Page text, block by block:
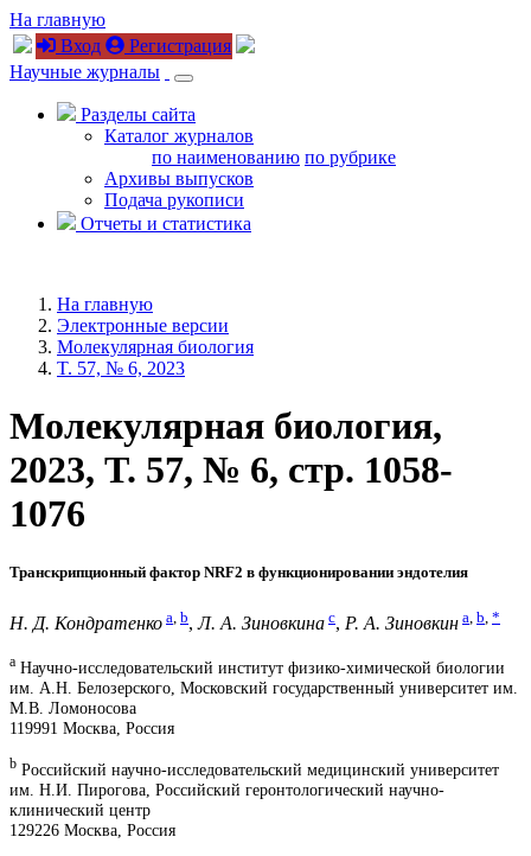
На главную
Вход
Регистрация
Научные журналы
Разделы сайта
Каталог журналов
по наименованию по рубрике
Архивы выпусков
Подача рукописи
Отчеты и статистика
На главную
Электронные версии
Молекулярная биология
T. 57, № 6, 2023
Молекулярная биология,
2023, T. 57, № 6, стр. 1058-
1076
Транскрипционный фактор NRF2 в функционировании эндотелия
Н. Д. Кондратенко a b,Л. А. Зиновкина c, Р. А. Зиновкин a b *
a Научно-исследовательский институт физико-химической биологии
им. А.Н. Белозерского, Московский государственный университет им.
М.В. Ломоносова
119991 Москва, Россия
b Российский научно-исследовательский медицинский университет
им. Н.И. Пирогова, Российский геронтологический научно-
клинический центр
129226 Москва, Россия